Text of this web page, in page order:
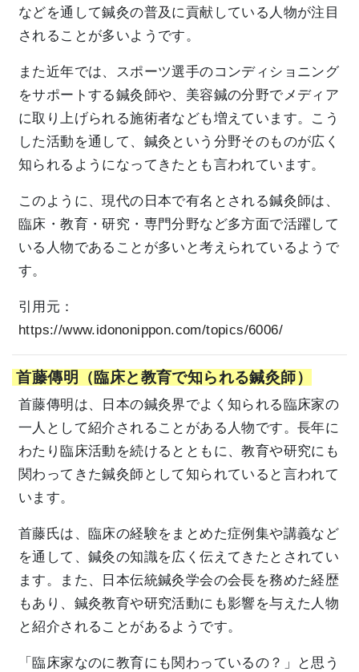
などを通して鍼灸の普及に貢献している人物が注目
されることが多いようです。
また近年では、スポーツ選手のコンディショニング
をサポートする鍼灸師や、美容鍼の分野でメディア
に取り上げられる施術者なども増えています。こう
した活動を通して、鍼灸という分野そのものが広く
知られるようになってきたとも言われています。
このように、現代の日本で有名とされる鍼灸師は、
臨床・教育・研究・専門分野など多方面で活躍して
いる人物であることが多いと考えられているようで
す。
引用元：
https://www.idononippon.com/topics/6006/
首藤傳明（臨床と教育で知られる鍼灸師）
首藤傳明は、日本の鍼灸界でよく知られる臨床家の
一人として紹介されることがある人物です。長年に
わたり臨床活動を続けるとともに、教育や研究にも
関わってきた鍼灸師として知られていると言われて
います。
首藤氏は、臨床の経験をまとめた症例集や講義など
を通して、鍼灸の知識を広く伝えてきたとされてい
ます。また、日本伝統鍼灸学会の会長を務めた経歴
もあり、鍼灸教育や研究活動にも影響を与えた人物
と紹介されることがあるようです。
「臨床家なのに教育にも関わっているの？」と思う